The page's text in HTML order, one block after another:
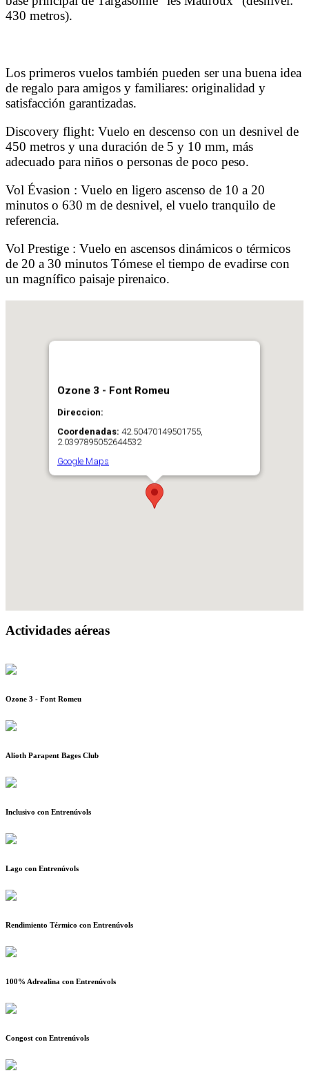
430 metros).
Los primeros vuelos también pueden ser una buena idea
de regalo para amigos y familiares: originalidad y
satisfacción garantizadas.
Discovery flight: Vuelo en descenso con un desnivel de
450 metros y una duración de 5 y 10 mm, más
adecuado para niños o personas de poco peso.
Vol Évasion : Vuelo en ligero ascenso de 10 a 20
minutos o 630 m de desnivel, el vuelo tranquilo de
referencia.
Vol Prestige : Vuelo en ascensos dinámicos o térmicos
de 20 a 30 minutos Tómese el tiempo de evadirse con
un magnífico paisaje pirenaico.
Ozone 3 - Font Romeu
Direccion:
Coordenadas: 42.50470149501755,
2.0397895052644532
Google Maps
Actividades aéreas
Ozone 3 - Font Romeu
Alioth Parapent Bages Club
Inclusivo con Entrenúvols
Lago con Entrenúvols
Rendimiento Térmico con Entrenúvols
100% Adrealina con Entrenúvols
Congost con Entrenúvols